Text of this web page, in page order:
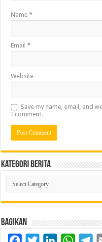
Name*
Email*
Website
Save my name, email, and
I comment.
Kategori Berita
Kategori
Berita
Bagikan